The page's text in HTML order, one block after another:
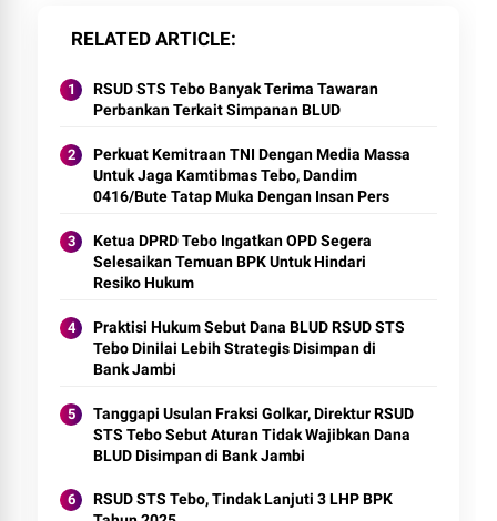
RELATED ARTICLE
RSUD STS Tebo Banyak Terima Tawaran
Perbankan Terkait Simpanan BLUD
Perkuat Kemitraan TNI Dengan Media Massa
Untuk Jaga Kamtibmas Tebo, Dandim
0416/Bute Tatap Muka Dengan Insan Pers
Ketua DPRD Tebo Ingatkan OPD Segera
Selesaikan Temuan BPK Untuk Hindari
Resiko Hukum
Praktisi Hukum Sebut Dana BLUD RSUD STS
Tebo Dinilai Lebih Strategis Disimpan di
Bank Jambi
Tanggapi Usulan Fraksi Golkar, Direktur RSUD
STS Tebo Sebut Aturan Tidak Wajibkan Dana
BLUD Disimpan di Bank Jambi
RSUD STS Tebo, Tindak Lanjuti 3 LHP BPK